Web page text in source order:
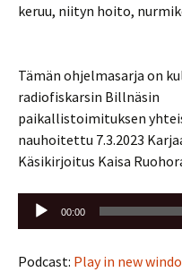
keruu, niityn hoito,
Tämän ohjelmasarja on
radiofiskarsin Billnäsin
paikallistoimituksen
nauhoitettu 7.3.2023
Käsikirjoitus Kaisa
Äänitoistin
00:00
Podcast: Play in new